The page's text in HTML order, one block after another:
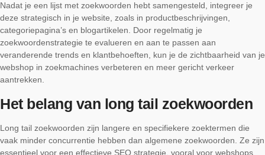
Nadat je een lijst met zoekwoorden hebt samengesteld, integreer je
deze strategisch in je website, zoals in productbeschrijvingen,
categoriepagina’s en blogartikelen. Door regelmatig je
zoekwoordenstrategie te evalueren en aan te passen aan
veranderende trends en klantbehoeften, kun je de zichtbaarheid van je
webshop in zoekmachines verbeteren en meer gericht verkeer
aantrekken.
Het belang van long tail zoekwoorden
Long tail zoekwoorden zijn langere en specifiekere zoektermen die
vaak minder concurrentie hebben dan algemene zoekwoorden. Ze zijn
essentieel voor een effectieve SEO strategie, vooral voor webshops